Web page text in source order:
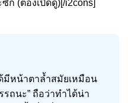
(ต้องเปิดดู)[/i2cons]
มีหน้าตาล้ำสมัยเหมือน
รถนะ” ถือว่าทำได้น่า